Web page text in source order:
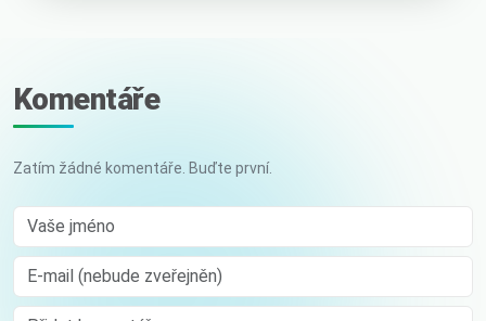
Komentáře
Zatím žádné komentáře. Buďte první.
Vaše jméno
E-mail (nebude zveřejněn)
Comment